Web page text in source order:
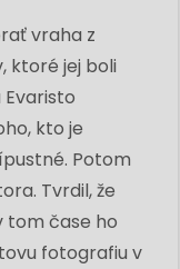
vraha z
ktoré jej boli
kto je
Potom
Tvrdil, že
tom čase ho
fotografiu v